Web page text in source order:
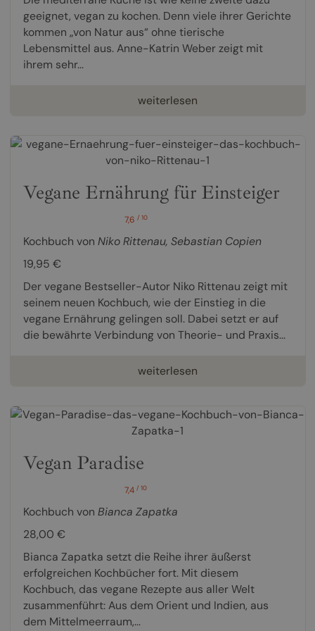
geeignet, vegan zu kochen. Denn viele ihrer Gerichte
kommen „von Natur aus“ ohne tierische
Lebensmittel aus. Anne-Katrin Weber zeigt mit
ihrem sehr...
weiterlesen
Vegane Ernährung für Einsteiger
7,6/ 10
Kochbuch von Niko Rittenau, Sebastian Copien
19,95 €
Der vegane Bestseller-Autor Niko Rittenau zeigt mit
seinem neuen Kochbuch, wie der Einstieg in die
vegane Ernährung gelingen soll. Dabei setzt er auf
die bewährte Verbindung von Theorie- und Praxis...
weiterlesen
Vegan Paradise
7,4/ 10
Kochbuch von Bianca Zapatka
28,00 €
Bianca Zapatka setzt die Reihe ihrer äußerst
erfolgreichen Kochbücher fort. Mit diesem
Kochbuch, das vegane Rezepte aus aller Welt
zusammenführt: Aus dem Orient und Indien, aus
dem Mittelmeerraum,...